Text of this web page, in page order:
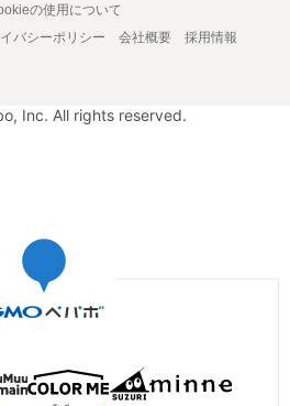
の使用について
バシーポリシー 会社概要
採用情報
Inc. All rights reserved.